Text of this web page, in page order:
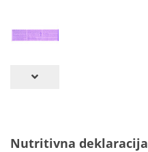
Nutritivna deklaracija